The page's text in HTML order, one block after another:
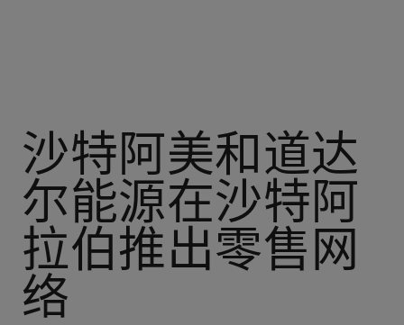
沙特阿美和道达
尔能源在沙特阿
拉伯推出零售网
络